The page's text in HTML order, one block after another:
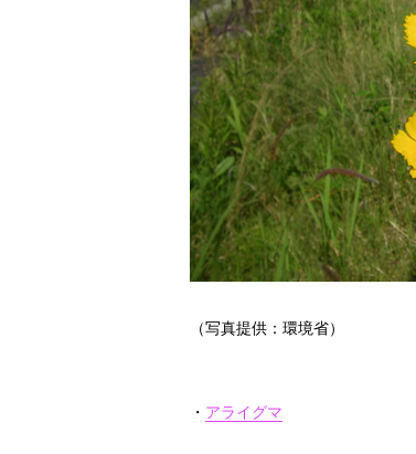
（写真提供：環境省）
・ アライグマ